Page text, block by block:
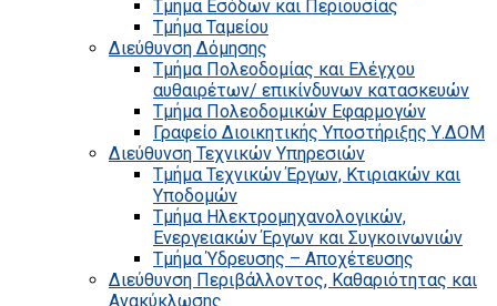
Τμήμα Εσόδων και Περιουσίας
Τμήμα Ταμείου
Διεύθυνση Δόμησης
Τμήμα Πολεοδομίας και Ελέγχου
αυθαιρέτων/ επικίνδυνων κατασκευών
Τμήμα Πολεοδομικών Εφαρμογών
Γραφείο Διοικητικής Υποστήριξης Υ.ΔΟΜ
Διεύθυνση Τεχνικών Υπηρεσιών
Τμήμα Τεχνικών Έργων, Κτιριακών και
Υποδομών
Τμήμα Ηλεκτρομηχανολογικών,
Ενεργειακών Έργων και Συγκοινωνιών
Τμήμα Ύδρευσης – Αποχέτευσης
Διεύθυνση Περιβάλλοντος, Καθαριότητας και
Ανακύκλωσης